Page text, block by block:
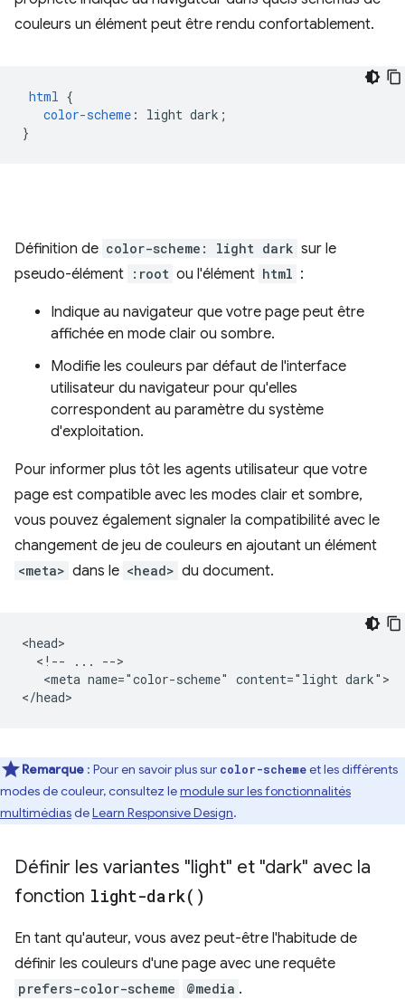
couleurs un élément peut être rendu confortablement.
html {
color-scheme : light dark ;
}
Définition de color-scheme: light dark sur le
pseudo-élément :root ou l'élément html :
Indique au navigateur que votre page peut être
affichée en mode clair ou sombre.
Modifie les couleurs par défaut de l'interface
utilisateur du navigateur pour qu'elles
correspondent au paramètre du système
d'exploitation.
Pour informer plus tôt les agents utilisateur que votre
page est compatible avec les modes clair et sombre,
vous pouvez également signaler la compatibilité avec le
changement de jeu de couleurs en ajoutant un élément
<meta> dans le <head> du document.
<head>
  <!-- ... -->
   <meta name="color-scheme" content="light dark">
Remarque : Pour en savoir plus sur color-schemeet les différents
modes de couleur, consultez lemodule sur les fonctionnalités
multimédiasdeLearn Responsive Design.
Définir les variantes "light" et "dark" avec la
fonction light-dark( )
En tant qu'auteur, vous avez peut-être l'habitude de
définir les couleurs d'une page avec une requête
prefers-color-scheme @media .